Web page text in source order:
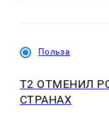
Польза
Т2 ОТМЕНИЛ
СТРАНАХ